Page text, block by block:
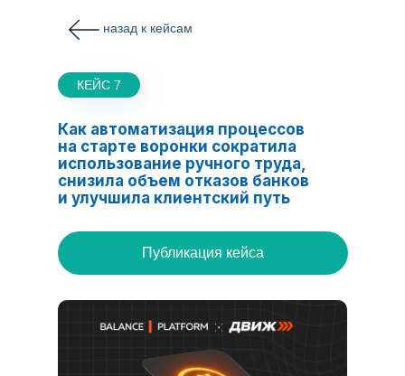
назад к кейсам
Как автоматизация процессов
на старте воронки сократила
использование ручного труда,
снизила объем отказов банков
и улучшила клиентский путь
КЕЙС 7
Публикация кейса